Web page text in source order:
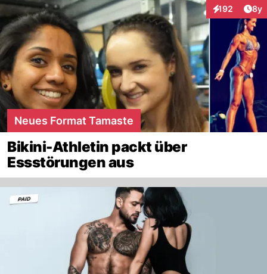
192
Interaktionen
8y
Neues Format Tamaste
Bikini-Athletin packt über
Essstörungen aus